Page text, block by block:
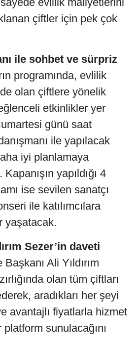
çiftler için pek çok
ile sohbet ve sürpriz
programında, evlilik
olan çiftlere yönelik
etkinlikler yer
günü saat
ile yapılacak
iyi planlamaya
yapıldığı 4
ise sevilen sanatçı
ile katılımcılara
yaşatacak.
Sezer’in daveti
Ali Yıldırım
olan tüm çiftları
aradıkları her şeyi
avantajlı fiyatlarla hizmet
sunulacağını